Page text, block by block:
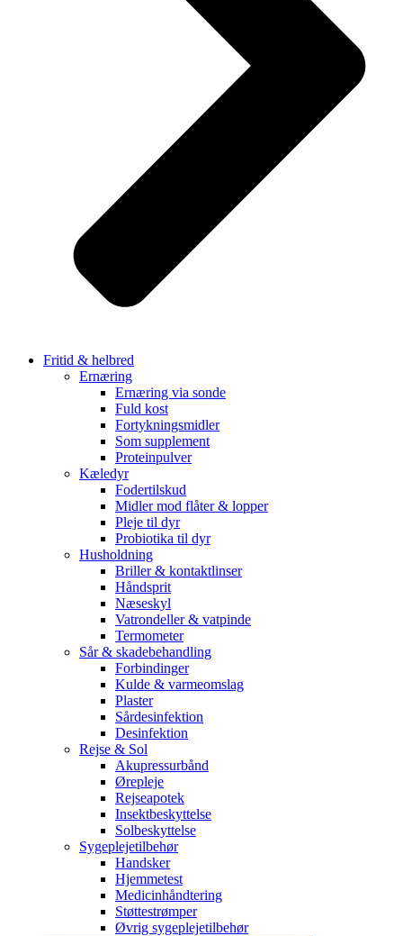
Fritid & helbred
Ernæring
Ernæring via sonde
Fuld kost
Fortykningsmidler
Som supplement
Proteinpulver
Kæledyr
Fodertilskud
Midler mod flåter & lopper
Pleje til dyr
Probiotika til dyr
Husholdning
Briller & kontaktlinser
Håndsprit
Næseskyl
Vatrondeller & vatpinde
Termometer
Sår & skadebehandling
Forbindinger
Kulde & varmeomslag
Plaster
Sårdesinfektion
Desinfektion
Rejse & Sol
Akupressurbånd
Ørepleje
Rejseapotek
Insektbeskyttelse
Solbeskyttelse
Sygeplejetilbehør
Handsker
Hjemmetest
Medicinhåndtering
Støttestrømper
Øvrig sygeplejetilbehør